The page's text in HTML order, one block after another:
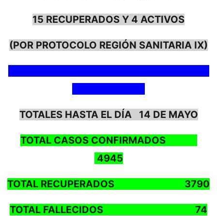
15 RECUPERADOS Y 4 ACTIVOS
(POR PROTOCOLO REGIÓN SANITARIA IX)
TOTALES HASTA EL DÍA 14 DE MAYO
TOTAL CASOS CONFIRMADOS
4945
TOTAL RECUPERADOS 3790
TOTAL FALLECIDOS 74